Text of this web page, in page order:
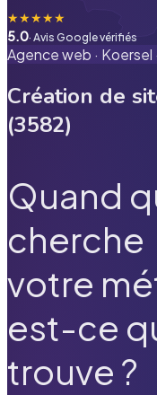
★★★★★
5.0· Avis Google vérifiés
Agence web · Koersel ·
Création de
(3582)
Quand
cherche
votre
est-ce
trouve ?